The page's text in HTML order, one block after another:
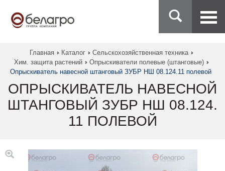
Главная Каталог
Сельскохозяйственная техника
Хим. защита растений
Опрыскиватели полевые (штанговые)
Опрыскиватель навесной штанговый ЗУБР НШ 08.124.11 полевой
ОПРЫСКИВАТЕЛЬ НАВЕСНОЙ
ШТАНГОВЫЙ ЗУБР НШ 08.124.
11 ПОЛЕВОЙ